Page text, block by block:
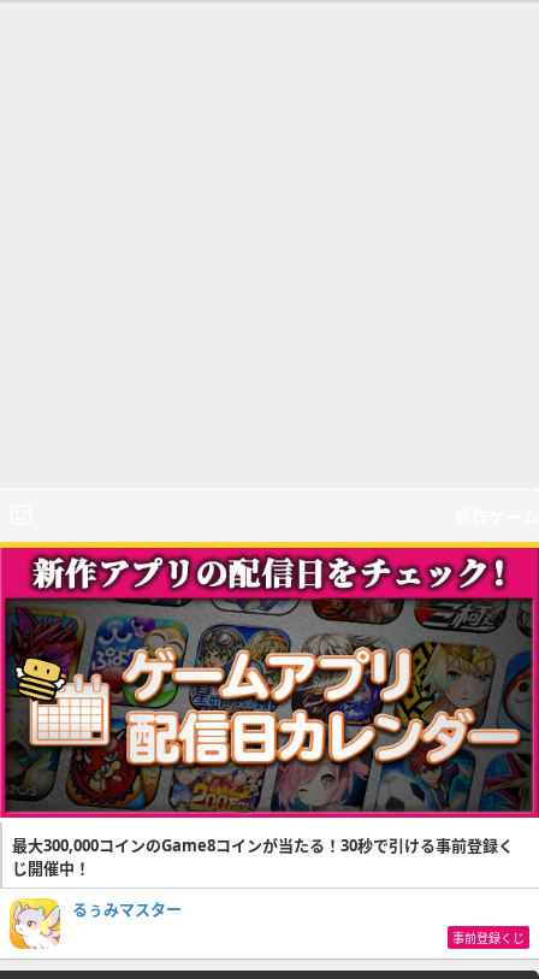
最大300,000コインのGame8コインが当たる！30秒で引ける事前登録く
じ開催中！
るぅみマスター
事前登録くじ